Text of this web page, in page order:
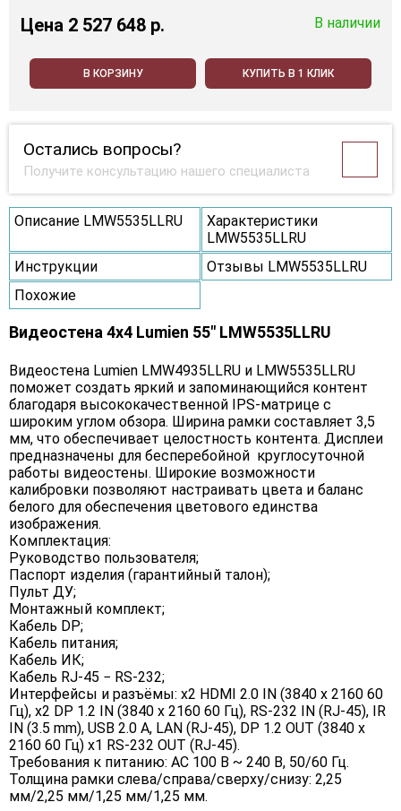
Цена 2 527 648 p. В наличии
В КОРЗИНУ КУПИТЬ В 1 КЛИК
Остались вопросы?
Получите консультацию нашего специалиста
Описание LMW5535LLRU
Характеристики
LMW5535LLRU
Инструкции
Отзывы LMW5535LLRU
Похожие
Видеостена 4x4 Lumien 55" LMW5535LLRU
Видеостена Lumien LMW4935LLRU и LMW5535LLRU
поможет создать яркий и запоминающийся контент
благодаря высококачественной IPS-матрице с
широким углом обзора. Ширина рамки составляет 3,5
мм, что обеспечивает целостность контента. Дисплеи
предназначены для бесперебойной круглосуточной
работы видеостены. Широкие возможности
калибровки позволяют настраивать цвета и баланс
белого для обеспечения цветового единства
изображения.
Комплектация:
Руководство пользователя;
Паспорт изделия (гарантийный талон);
Пульт ДУ;
Монтажный комплект;
Кабель DP;
Кабель питания;
Кабель ИК;
Кабель RJ-45 − RS-232;
Интерфейсы и разъёмы: x2 HDMI 2.0 IN (3840 х 2160 60
Гц), x2 DP 1.2 IN (3840 х 2160 60 Гц), RS-232 IN (RJ-45), IR
IN (3.5 mm), USB 2.0 A, LAN (RJ-45), DP 1.2 OUT (3840 x
2160 60 Гц) x1 RS-232 OUT (RJ-45).
Требования к питанию: AC 100 В ~ 240 В, 50/60 Гц.
Толщина рамки слева/справа/сверху/снизу: 2,25
мм/2,25 мм/1,25 мм/1,25 мм.